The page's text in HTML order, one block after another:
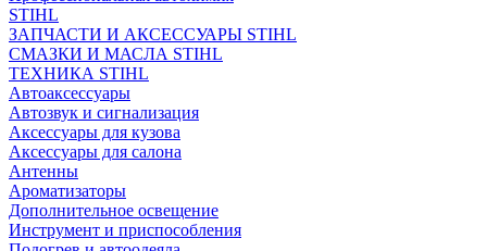
STIHL
ЗАПЧАСТИ И АКСЕССУАРЫ STIHL
СМАЗКИ И МАСЛА STIHL
ТЕХНИКА STIHL
Автоаксессуары
Автозвук и сигнализация
Аксессуары для кузова
Аксессуары для салона
Антенны
Ароматизаторы
Дополнительное освещение
Инструмент и приспособления